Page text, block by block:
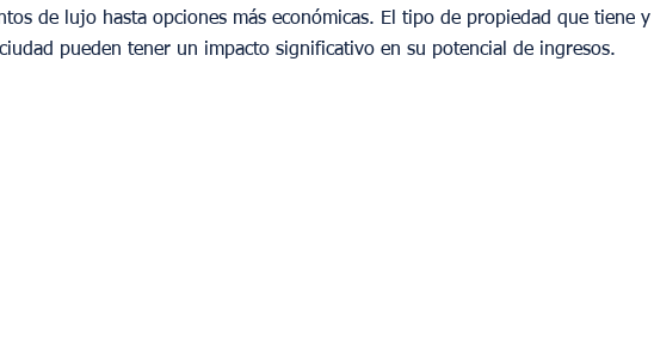
de lujo hasta opciones más económicas. El tipo de propiedad que tiene y
pueden tener un impacto significativo en su potencial de ingresos.